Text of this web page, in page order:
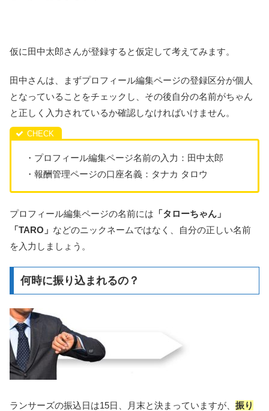
仮に田中太郎さんが登録すると仮定して考えてみます。
田中さんは、まずプロフィール編集ページの登録区分が個人
となっていることをチェックし、その後自分の名前がちゃん
と正しく入力されているか確認しなければいけません。
・プロフィール編集ページ名前の入力：田中太郎
・報酬管理ページの口座名義：タナカ タロウ
プロフィール編集ページの名前には 「タローちゃん」
「TARO」 などのニックネームではなく、自分の正しい名前
を入力しましょう。
何時に振り込まれるの？
ランサーズの振込日は15日、月末と決まっていますが、 振り